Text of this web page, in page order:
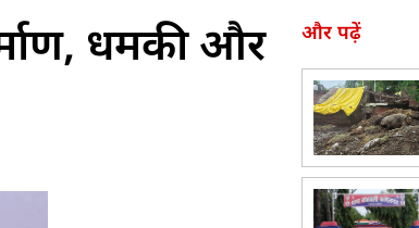
धमकी और
और पढ़ें